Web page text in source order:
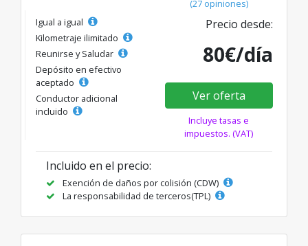
(27 opiniones)
Igual a igual
Kilometraje ilimitado
Reunirse y Saludar
Depósito en efectivo
aceptado
Conductor adicional
incluido
Precio desde:
80€/día
Ver oferta
Incluye tasas e
impuestos. (VAT)
Incluido en el precio:
Exención de daños por colisión (CDW)
La responsabilidad de terceros(TPL)